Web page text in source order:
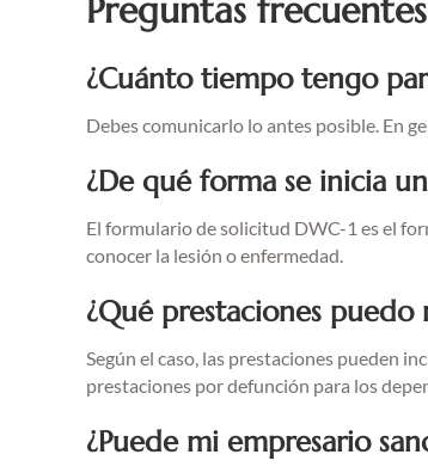
Preguntas frecuentes
¿Cuánto tiempo tengo
Debes comunicarlo lo antes posible. En
¿De qué forma se inicia
El formulario de solicitud DWC-1 es el
conocer la lesión o enfermedad.
¿Qué prestaciones puedo
Según el caso, las prestaciones pueden
prestaciones por defunción para los
¿Puede mi empresario